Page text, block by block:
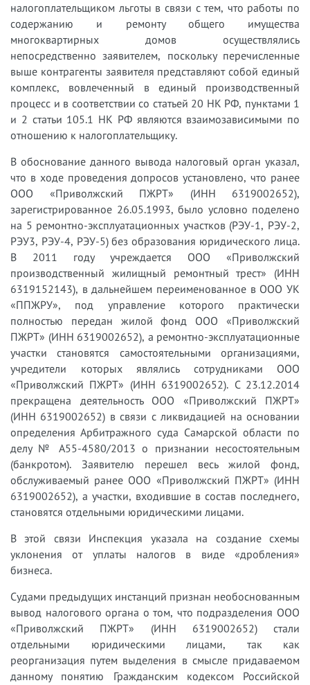
налогоплательщиком льготы в связи с тем, что работы по
содержанию и ремонту общего имущества
многоквартирных домов осуществлялись
непосредственно заявителем, поскольку перечисленные
выше контрагенты заявителя представляют собой единый
комплекс, вовлеченный в единый производственный
процесс и в соответствии со статьей 20 НК РФ, пунктами 1
и 2 статьи 105.1 НК РФ являются взаимозависимыми по
отношению к налогоплательщику.
В обоснование данного вывода налоговый орган указал,
что в ходе проведения допросов установлено, что ранее
ООО «Приволжский ПЖРТ» (ИНН 6319002652),
зарегистрированное 26.05.1993, было условно поделено
на 5 ремонтно-эксплуатационных участков (РЭУ-1, РЭУ-2,
РЭУ3, РЭУ-4, РЭУ-5) без образования юридического лица.
В 2011 году учреждается ООО «Приволжский
производственный жилищный ремонтный трест» (ИНН
6319152143), в дальнейшем переименованное в ООО УК
«ППЖРУ», под управление которого практически
полностью передан жилой фонд ООО «Приволжский
ПЖРТ» (ИНН 6319002652), а ремонтно-эксплуатационные
участки становятся самостоятельными организациями,
учредители которых являлись сотрудниками ООО
«Приволжский ПЖРТ» (ИНН 6319002652). С 23.12.2014
прекращена деятельность ООО «Приволжский ПЖРТ»
(ИНН 6319002652) в связи с ликвидацией на основании
определения Арбитражного суда Самарской области по
делу № А55-4580/2013 о признании несостоятельным
(банкротом). Заявителю перешел весь жилой фонд,
обслуживаемый ранее ООО «Приволжский ПЖРТ» (ИНН
6319002652), а участки, входившие в состав последнего,
становятся отдельными юридическими лицами.
В этой связи Инспекция указала на создание схемы
уклонения от уплаты налогов в виде «дробления»
бизнеса.
Судами предыдущих инстанций признан необоснованным
вывод налогового органа о том, что подразделения ООО
«Приволжский ПЖРТ» (ИНН 6319002652) стали
отдельными юридическими лицами, так как
реорганизация путем выделения в смысле придаваемом
данному понятию Гражданским кодексом Российской